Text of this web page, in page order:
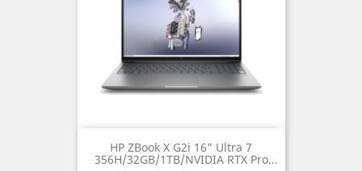
HP ZBook X G2i 16" Ultra 7
356H/32GB/1TB/NVIDIA RTX Pro